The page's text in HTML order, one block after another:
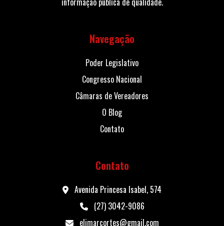
Navegação
Poder Legislativo
Congresso Nacional
Câmaras de Vereadores
O Blog
Contato
Contato
Avenida Princesa Isabel, 574
(27) 3042-9086
elimarcortes@gmail.com